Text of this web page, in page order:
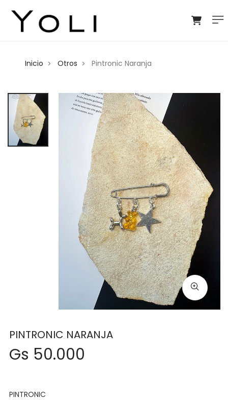
Inicio > Otros > Pintronic Naranja
PINTRONIC NARANJA
Gs 50.000
PINTRONIC